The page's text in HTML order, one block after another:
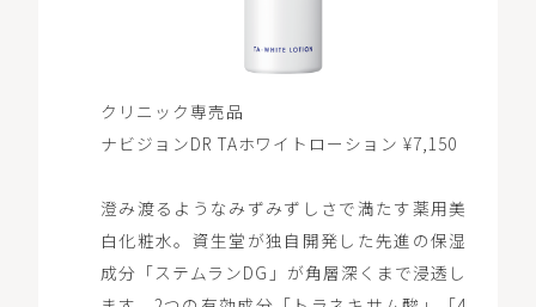
クリニック専売品
ナビジョンDR TAホワイトローション ¥7,150
澄み渡るようなみずみずしさで満たす薬用美
白化粧水。資生堂が独自開発した先進の保湿
成分「ステムランDG」が角層深くまで浸透し